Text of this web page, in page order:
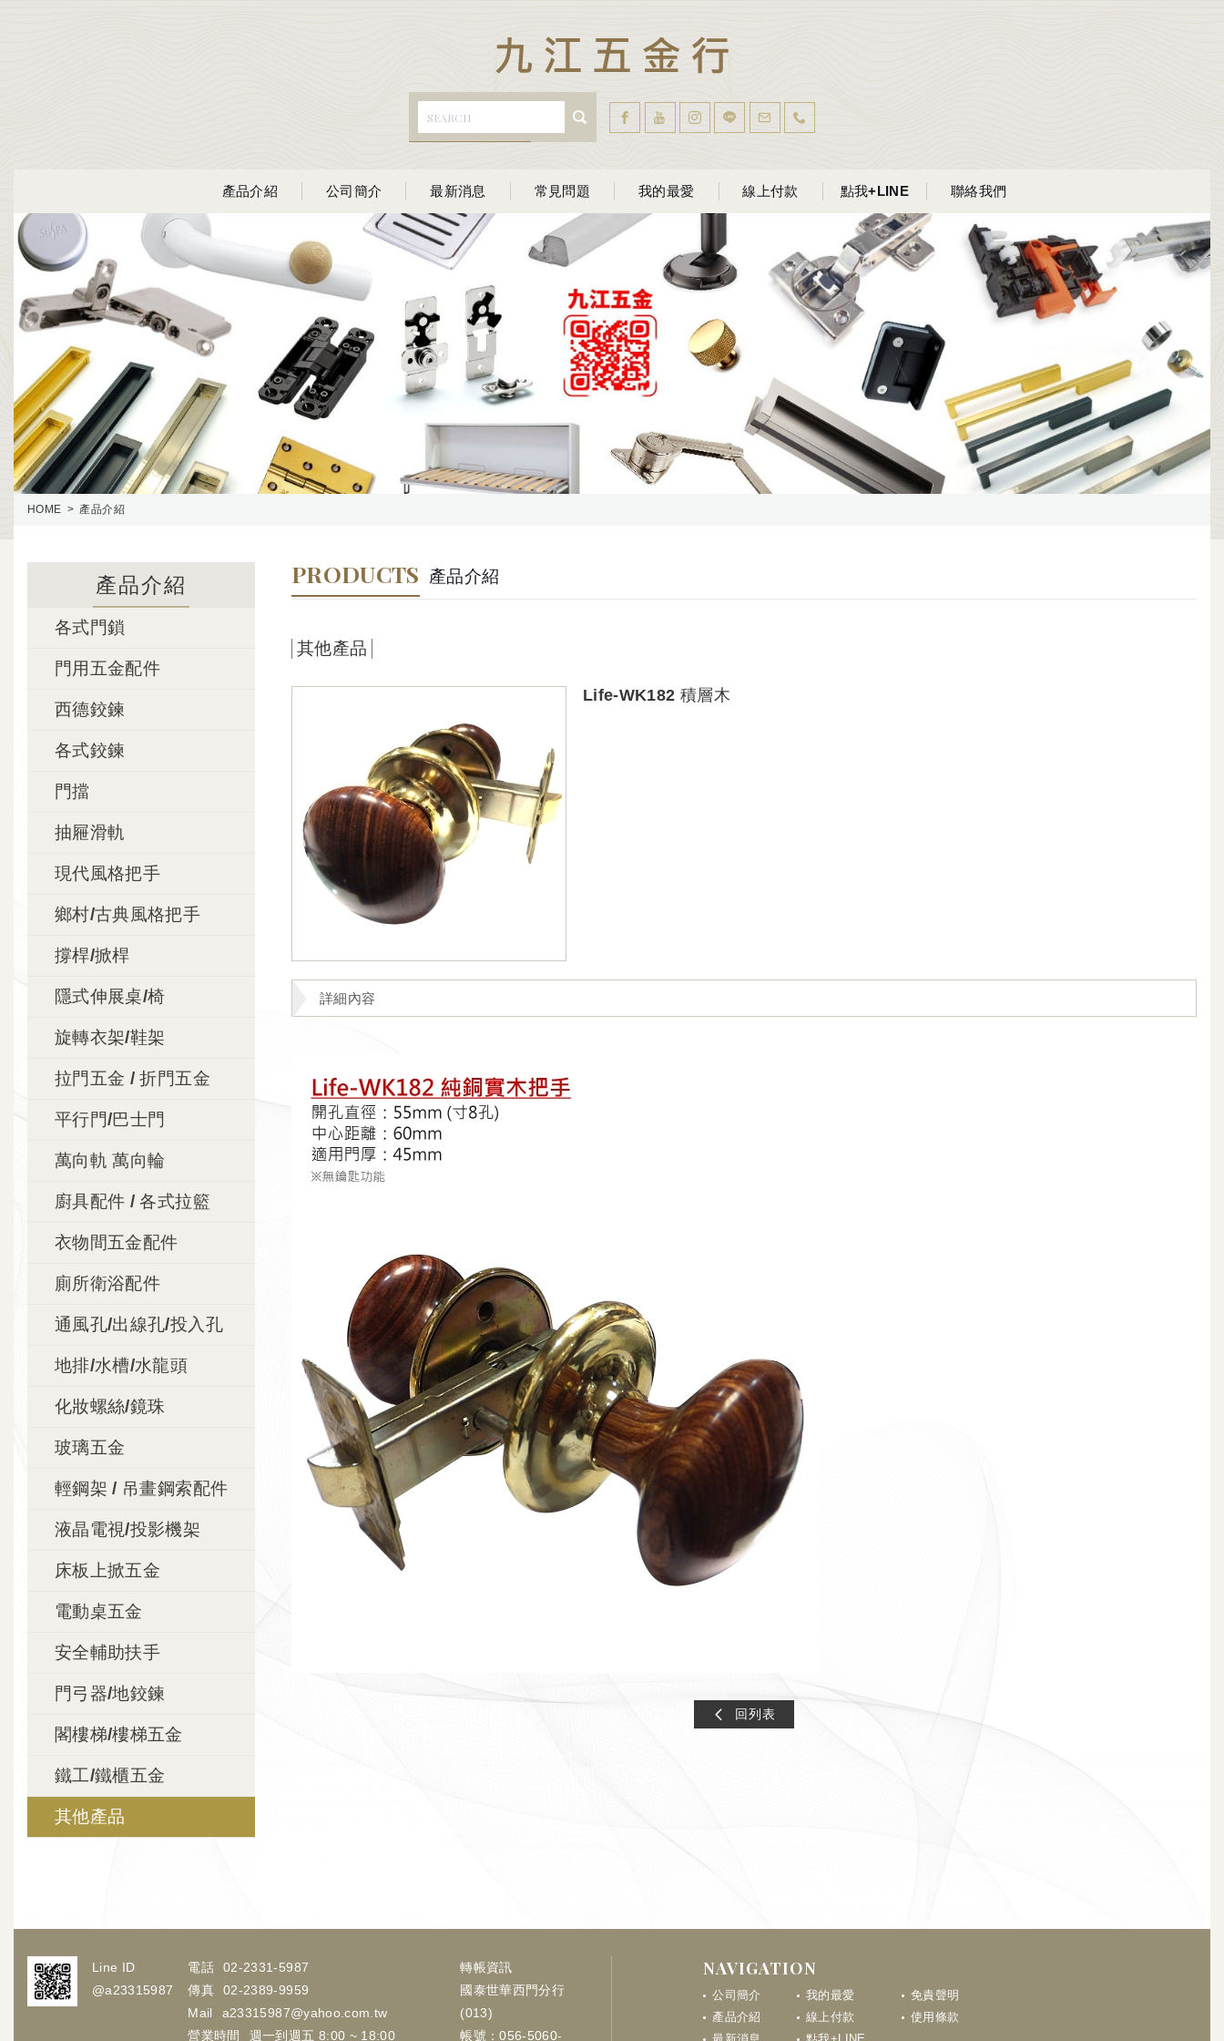
產品介紹 公司簡介 最新消息 常見問題 我的最愛 線上付款 點我+LINE 聯絡我們
HOME 產品介紹
產品介紹
各式門鎖
門用五金配件
西德鉸鍊
各式鉸鍊
門擋
抽屜滑軌
現代風格把手
鄉村/古典風格把手
撐桿/掀桿
隱式伸展桌/椅
旋轉衣架/鞋架
拉門五金 / 折門五金
平行門/巴士門
萬向軌 萬向輪
廚具配件 / 各式拉籃
衣物間五金配件
廁所衛浴配件
通風孔/出線孔/投入孔
地排/水槽/水龍頭
化妝螺絲/鏡珠
玻璃五金
輕鋼架 / 吊畫鋼索配件
液晶電視/投影機架
床板上掀五金
電動桌五金
安全輔助扶手
門弓器/地鉸鍊
閣樓梯/樓梯五金
鐵工/鐵櫃五金
其他產品
PRODUCTS 產品介紹
其他產品
Life-WK182 積層木
詳細內容
回列表
Line ID
@a23315987
電話
02-2331-5987
傳真
02-2389-9959
Mail
a23315987@yahoo.com.tw
營業時間
週一到週五 8:00 ~ 18:00
轉帳資訊
國泰世華西門分行
(013)
帳號：056-5060-
NAVIGATION
公司簡介
產品介紹
我的最愛
線上付款
免責聲明
使用條款